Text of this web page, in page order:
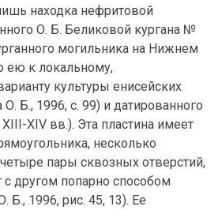
находка нефритовой
О. Б. Беликовой кургана №
могильника на Нижнем
ею к локальному,
культуры енисейских
Б., 1996, с. 99) и датированного
XIV вв.). Эта пластина имеет
несколько
пары сквозных отверстий,
другом попарно способом
Б., 1996, рис. 45, 13). Ее